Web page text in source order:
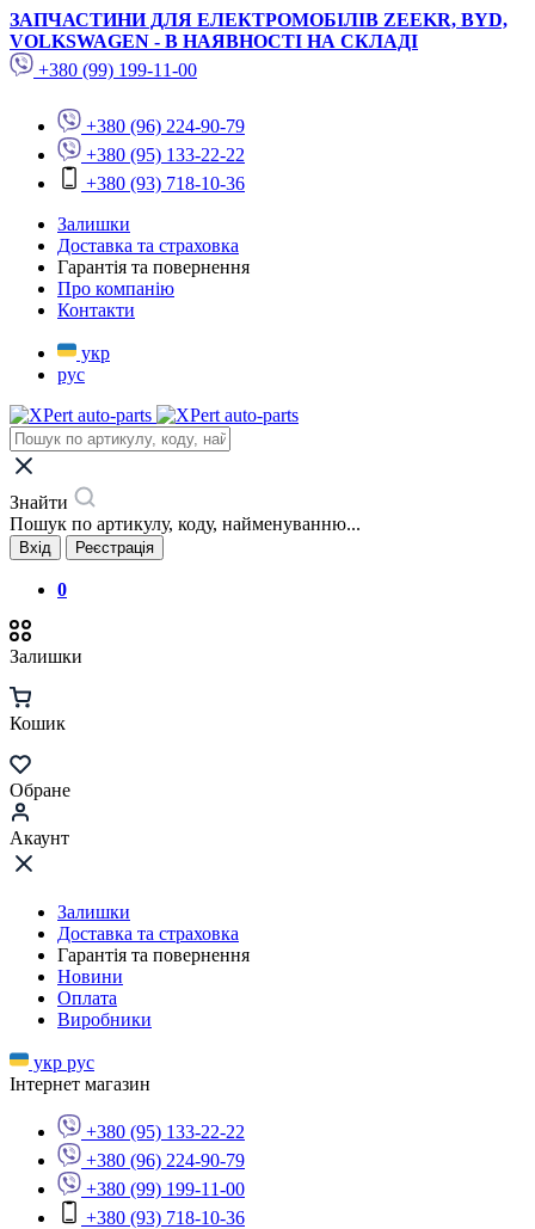
ЗАПЧАСТИНИ ДЛЯ ЕЛЕКТРОМОБІЛІВ ZEEKR, BYD,
VOLKSWAGEN - В НАЯВНОСТІ НА СКЛАДІ
+380 (99) 199-11-00
+380 (96) 224-90-79
+380 (95) 133-22-22
+380 (93) 718-10-36
Залишки
Доставка та страховка
Гарантія та повернення
Про компанію
Контакти
укр
рус
Знайти
Пошук по артикулу, коду, найменуванню...
Вхід Реєстрація
0
Залишки
Кошик
Обране
Акаунт
Залишки
Доставка та страховка
Гарантія та повернення
Новини
Оплата
Виробники
укр рус
Інтернет магазин
+380 (95) 133-22-22
+380 (96) 224-90-79
+380 (99) 199-11-00
+380 (93) 718-10-36